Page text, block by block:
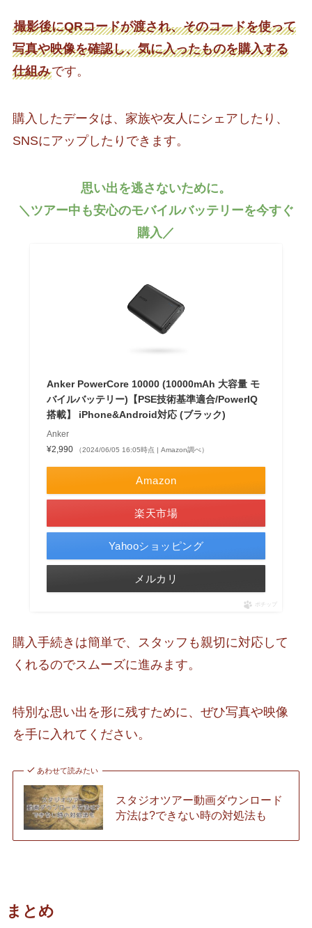
撮影後にQRコードが渡され、そのコードを使って
写真や映像を確認し、気に入ったものを購入する
仕組みです。
購入したデータは、家族や友人にシェアしたり、
SNSにアップしたりできます。
思い出を逃さないために。
＼ツアー中も安心のモバイルバッテリーを今すぐ
購入／
Anker PowerCore 10000 (10000mAh 大容量 モ
バイルバッテリー)【PSE技術基準適合/PowerIQ
搭載】 iPhone&Android対応 (ブラック)
Anker
¥2,990
（2024/06/05 16:05時点 | Amazon調べ）
Amazon
楽天市場
Yahooショッピング
メルカリ
ポチップ
購入手続きは簡単で、スタッフも親切に対応して
くれるのでスムーズに進みます。
特別な思い出を形に残すために、ぜひ写真や映像
を手に入れてください。
あわせて読みたい
スタジオツアー動画ダウンロード
方法は?できない時の対処法も
まとめ